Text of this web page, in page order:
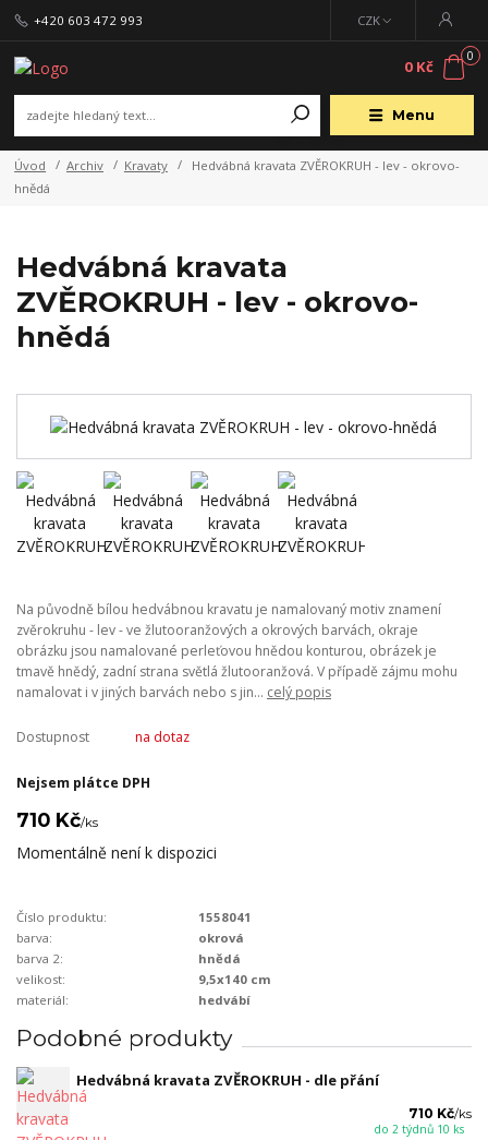
Menu
CZK
+420 603 472 993
0
0 Kč
Úvod Archiv Kravaty
Hedvábná kravata ZVĚROKRUH - lev - okrovo-
hnědá
Hedvábná kravata
ZVĚROKRUH - lev - okrovo-
hnědá
Na původně bílou hedvábnou kravatu je namalovaný motiv znamení
zvěrokruhu - lev - ve žlutooranžových a okrových barvách, okraje
obrázku jsou namalované perleťovou hnědou konturou, obrázek je
tmavě hnědý, zadní strana světlá žlutooranžová. V případě zájmu mohu
namalovat i v jiných barvách nebo s jin... celý popis
Dostupnost na dotaz
Nejsem plátce DPH
710 Kč/ks
Momentálně není k dispozici
Číslo produktu:
1558041
barva:
okrová
barva 2:
hnědá
velikost:
9,5x140 cm
materiál:
hedvábí
Podobné produkty
Hedvábná kravata ZVĚROKRUH - dle přání
710 Kč/ks
do 2 týdnů 10 ks